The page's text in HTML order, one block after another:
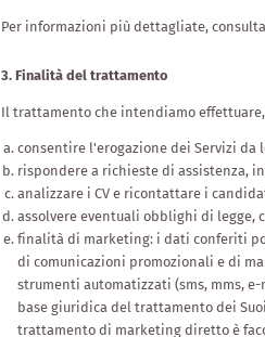
Per informazioni più dettagliate,
3. Finalità del trattamento
Il trattamento che intendiamo
consentire l'erogazione dei Servizi da
rispondere a richieste di assistenza,
analizzare i CV e ricontattare i
assolvere eventuali obblighi di legge,
finalità di marketing: i dati conferiti
di comunicazioni promozionali e di
strumenti automatizzati (sms, mms,
base giuridica del trattamento dei
trattamento di marketing diretto è